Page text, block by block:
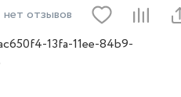
нет отзывов
13fa-11ee-84b9-